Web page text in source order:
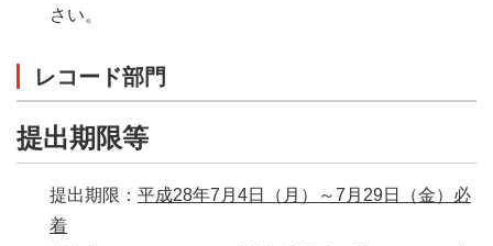
さい。
レコード部門
提出期限等
提出期限： 平成28年7月4日 （月） ～7月29日
（金）必
着